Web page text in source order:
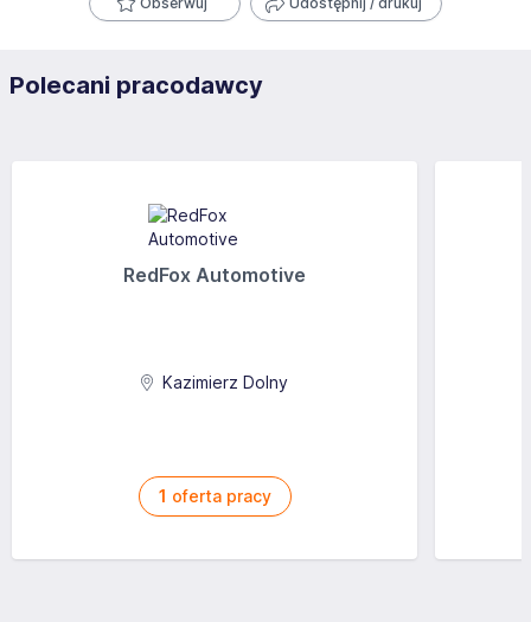
Polecani pracodawcy
RedFox Automotive
Kazimierz Dolny
1 oferta pracy